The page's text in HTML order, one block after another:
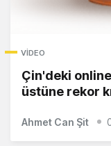
VIDEO
Çin'deki
üstüne rekor
Ahmet Can Şit